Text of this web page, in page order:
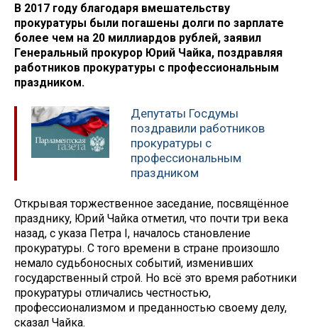
В 2017 году благодаря вмешательству
прокуратуры были погашены долги по зарплате
более чем на 20 миллиардов рублей, заявил
Генеральный прокурор Юрий Чайка, поздравляя
работников прокуратуры с профессиональным
праздником.
Депутаты Госдумы
поздравили работников
прокуратуры с
профессиональным
праздником
Открывая торжественное заседание, посвящённое
празднику, Юрий Чайка отметил, что почти три века
назад, с указа Петра I, началось становление
прокуратуры. С того времени в стране произошло
немало судьбоносных событий, изменивших
государственный строй. Но всё это время работники
прокуратуры отличались честностью,
профессионализмом и преданностью своему делу,
сказал Чайка.